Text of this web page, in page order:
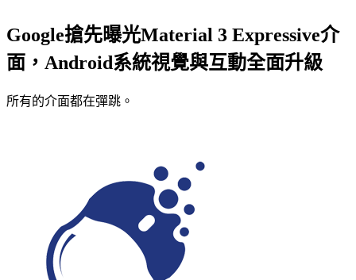
Google搶先曝光Material 3 Expressive介
面，Android系統視覺與互動全面升級
所有的介面都在彈跳。